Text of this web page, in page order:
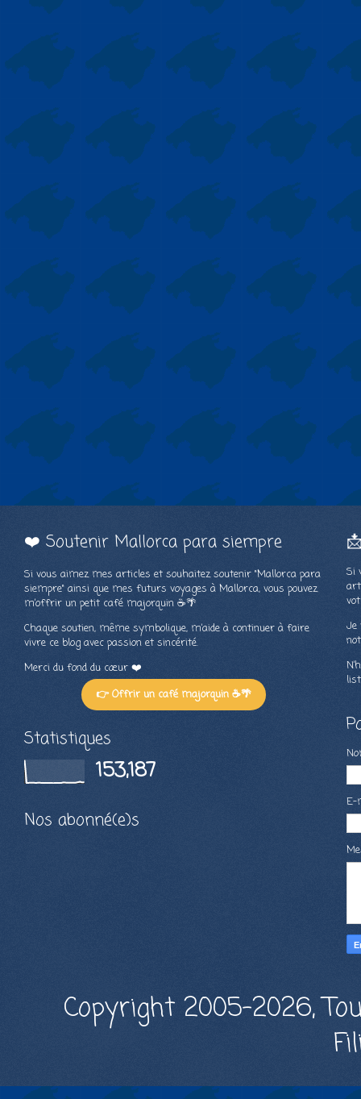
❤️ Soutenir Mallorca para siempre
Si vous aimez mes articles et souhaitez soutenir "Mallorca para
siempre" ainsi que mes futurs voyages à Mallorca, vous pouvez
m’offrir un petit café majorquin ☕🌴
Chaque soutien, même symbolique, m’aide à continuer à faire
vivre ce blog avec passion et sincérité.
Merci du fond du cœur ❤️
👉 Offrir un café majorquin ☕🌴
Statistiques
153,187
Nos abonné(e)s
Si
Je
Copyright 2005-2026,